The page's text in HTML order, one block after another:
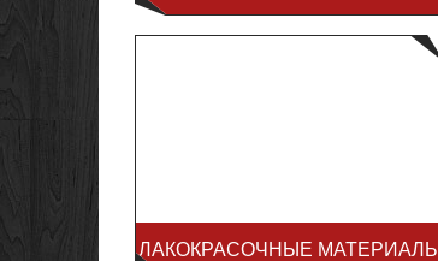
ЛАКОКРАСОЧНЫЕ МАТЕРИАЛЫ